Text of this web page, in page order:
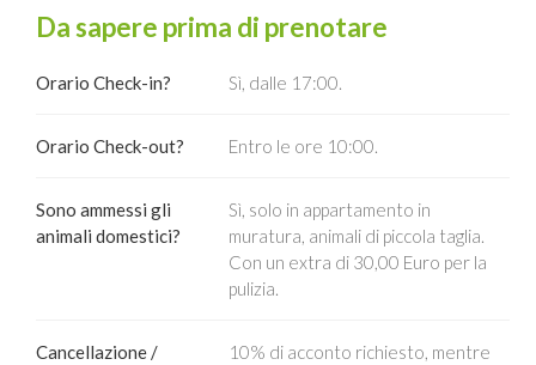
Da sapere prima di prenotare
Orario Check-in? Sì, dalle 17:00.
Orario Check-out? Entro le ore 10:00.
Sono ammessi gli
animali domestici?
Sì, solo in appartamento in
muratura, animali di piccola taglia.
Con un extra di 30,00 Euro per la
pulizia.
Cancellazione /
10% di acconto richiesto, mentre